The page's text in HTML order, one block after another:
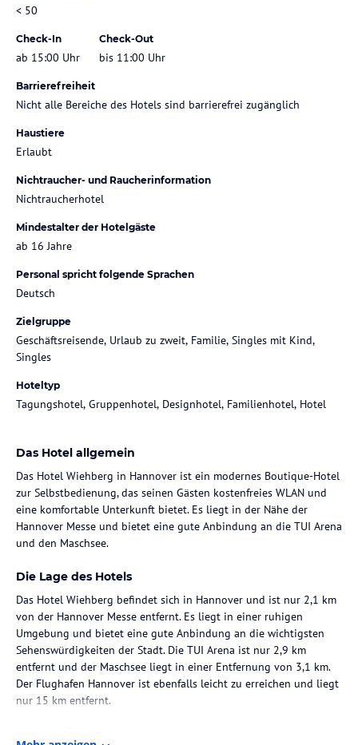
< 50
Check-In
ab 15:00 Uhr
Check-Out
bis 11:00 Uhr
Barrierefreiheit
Nicht alle Bereiche des Hotels sind barrierefrei zugänglich
Haustiere
Erlaubt
Nichtraucher- und Raucherinformation
Nichtraucherhotel
Mindestalter der Hotelgäste
ab 16 Jahre
Personal spricht folgende Sprachen
Deutsch
Zielgruppe
Geschäftsreisende, Urlaub zu zweit, Familie, Singles mit Kind,
Singles
Hoteltyp
Tagungshotel, Gruppenhotel, Designhotel, Familienhotel, Hotel
Das Hotel allgemein
Das Hotel Wiehberg in Hannover ist ein modernes Boutique-Hotel
zur Selbstbedienung, das seinen Gästen kostenfreies WLAN und
eine komfortable Unterkunft bietet. Es liegt in der Nähe der
Hannover Messe und bietet eine gute Anbindung an die TUI Arena
und den Maschsee.
Die Lage des Hotels
Das Hotel Wiehberg befindet sich in Hannover und ist nur 2,1 km
von der Hannover Messe entfernt. Es liegt in einer ruhigen
Umgebung und bietet eine gute Anbindung an die wichtigsten
Sehenswürdigkeiten der Stadt. Die TUI Arena ist nur 2,9 km
entfernt und der Maschsee liegt in einer Entfernung von 3,1 km.
Der Flughafen Hannover ist ebenfalls leicht zu erreichen und liegt
nur 15 km entfernt.